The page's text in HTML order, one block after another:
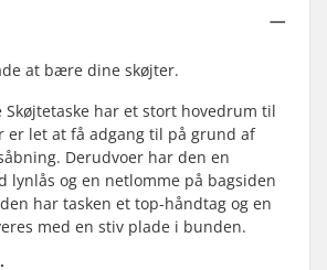
at bære dine skøjter.
Skøjtetaske har et stort hovedrum til
er let at få adgang til på grund af
Derudvoer har den en
lynlås og en netlomme på bagsiden
har tasken et top-håndtag og en
med en stiv plade i bunden.